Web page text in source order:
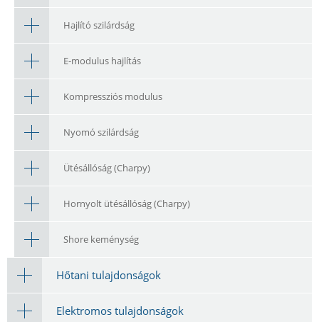
Hajlító szilárdság
E-modulus hajlítás
Kompressziós modulus
Nyomó szilárdság
Ütésállóság (Charpy)
Hornyolt ütésállóság (Charpy)
Shore keménység
Hőtani tulajdonságok
Elektromos tulajdonságok